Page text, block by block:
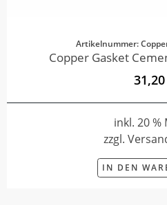
Artikelnummer:
Copper Gasket
inkl. 20 %
zzgl.
IN DEN